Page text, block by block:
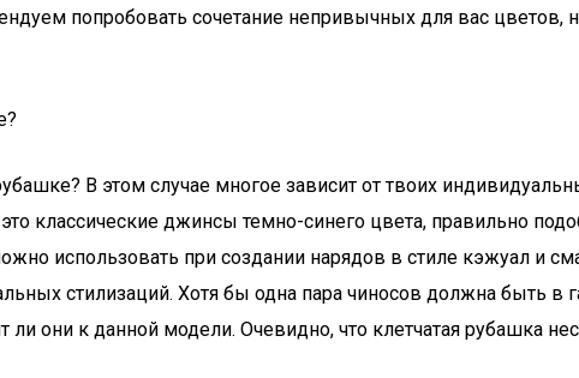
попробовать сочетание непривычных для вас
В этом случае многое зависит от твоих
классические джинсы темно-синего цвета, правильно
использовать при создании нарядов в стиле кэжуал и
стилизаций. Хотя бы одна пара чиносов должна быть
ли они к данной модели. Очевидно, что клетчатая